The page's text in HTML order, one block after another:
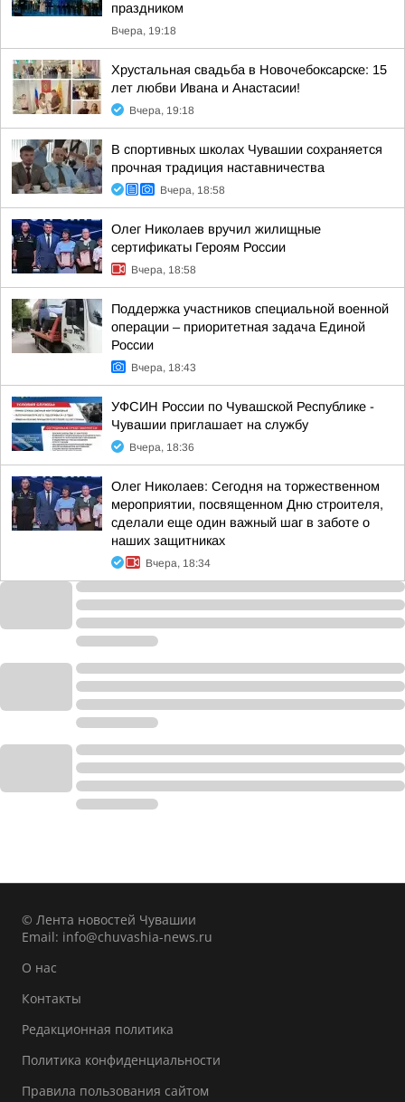
праздником
Вчера, 19:18
Хрустальная свадьба в Новочебоксарске: 15
лет любви Ивана и Анастасии!
Вчера, 19:18
В спортивных школах Чувашии сохраняется
прочная традиция наставничества
Вчера, 18:58
Олег Николаев вручил жилищные
сертификаты Героям России
Вчера, 18:58
Поддержка участников специальной военной
операции – приоритетная задача Единой
России
Вчера, 18:43
УФСИН России по Чувашской Республике -
Чувашии приглашает на службу
Вчера, 18:36
Олег Николаев: Сегодня на торжественном
мероприятии, посвященном Дню строителя,
сделали еще один важный шаг в заботе о
наших защитниках
Вчера, 18:34
© Лента новостей Чувашии
Email: info@chuvashia-news.ru
О нас
Контакты
Редакционная политика
Политика конфиденциальности
Правила пользования сайтом